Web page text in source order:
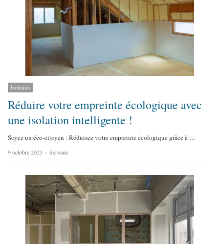
Isolation
Réduire votre empreinte écologique avec
une isolation intelligente !
Soyez un éco-citoyen : Réduisez votre empreinte écologique grâce à …
9 octobre 2023
A
u
r
Servane